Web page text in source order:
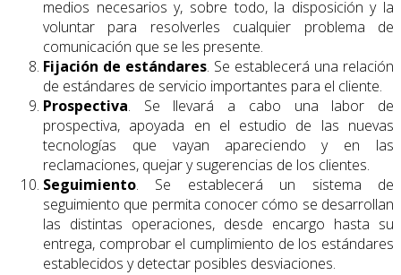
medios necesarios y, sobre todo, la disposición y la
voluntar para resolverles cualquier problema de
comunicación que se les presente.
Fijación de estándares. Se establecerá una relación
de estándares de servicio importantes para el cliente.
Prospectiva. Se llevará a cabo una labor de
prospectiva, apoyada en el estudio de las nuevas
tecnologías que vayan apareciendo y en las
reclamaciones, quejar y sugerencias de los clientes.
Seguimiento. Se establecerá un sistema de
seguimiento que permita conocer cómo se desarrollan
las distintas operaciones, desde encargo hasta su
entrega, comprobar el cumplimiento de los estándares
establecidos y detectar posibles desviaciones.